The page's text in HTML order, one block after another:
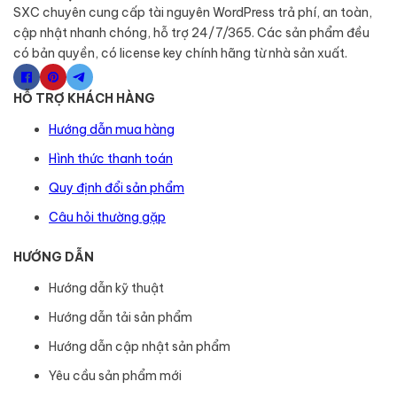
SXC chuyên cung cấp tài nguyên WordPress trả phí, an toàn,
cập nhật nhanh chóng, hỗ trợ 24/7/365. Các sản phẩm đều
có bản quyền, có license key chính hãng từ nhà sản xuất.
HỖ TRỢ KHÁCH HÀNG
Hướng dẫn mua hàng
Hình thức thanh toán
Quy định đổi sản phẩm
Câu hỏi thường gặp
HƯỚNG DẪN
Hướng dẫn kỹ thuật
Hướng dẫn tải sản phẩm
Hướng dẫn cập nhật sản phẩm
Yêu cầu sản phẩm mới